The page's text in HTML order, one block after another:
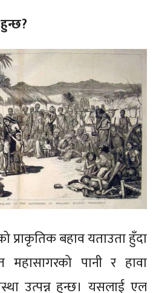
प्राकृतिक बहाव यताउता हुँदा
महासागरको पानी र हावा
उत्पन्न हुन्छ। यसलाई एल